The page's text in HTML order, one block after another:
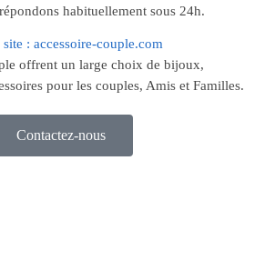
habituellement sous 24h.
offrent un large choix de bijoux,
pour les couples, Amis et Familles.
Contactez-nous